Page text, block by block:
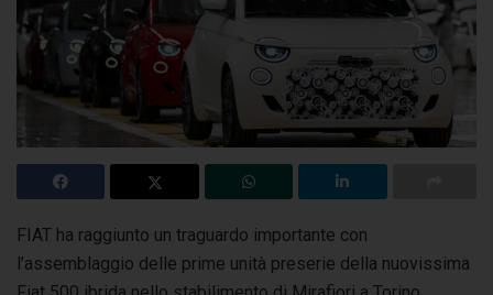
FIAT ha raggiunto un traguardo importante con
l’assemblaggio delle prime unità preserie della nuovissima